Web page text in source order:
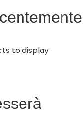
to display